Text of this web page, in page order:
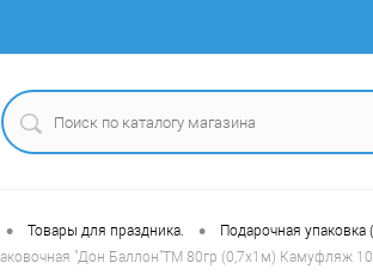
• Товары для праздника. • Подарочная упаковка
"Дон Баллон"ТМ 80гр (0,7х1м) Камуфляж